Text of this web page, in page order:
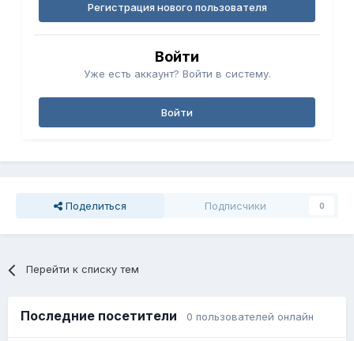
Регистрация нового пользователя
Войти
Уже есть аккаунт? Войти в систему.
Войти
Поделиться Подписчики 0
Перейти к списку тем
Последние посетители 0 пользователей онлайн